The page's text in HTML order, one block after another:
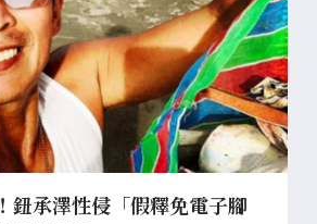
鈕承澤性侵「假釋免電子腳